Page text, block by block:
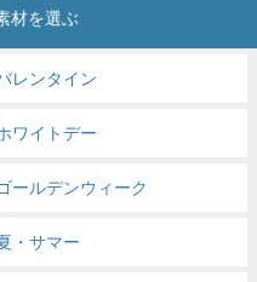
材を選ぶ
レンタイン
ワイトデー
ールデンウィーク
・サマー